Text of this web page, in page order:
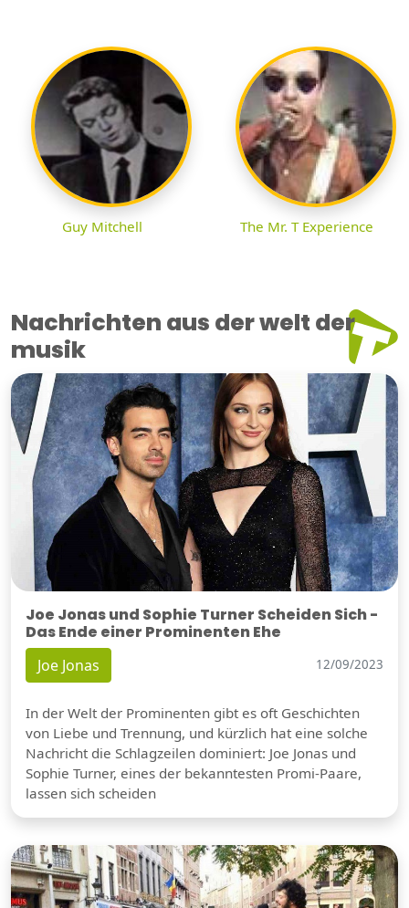
Guy Mitchell The Mr. T Experience
Nachrichten aus der welt der
musik
Joe Jonas und Sophie Turner Scheiden Sich -
Das Ende einer Prominenten Ehe
Joe Jonas 12/09/2023
In der Welt der Prominenten gibt es oft Geschichten
von Liebe und Trennung, und kürzlich hat eine solche
Nachricht die Schlagzeilen dominiert: Joe Jonas und
Sophie Turner, eines der bekanntesten Promi-Paare,
lassen sich scheiden